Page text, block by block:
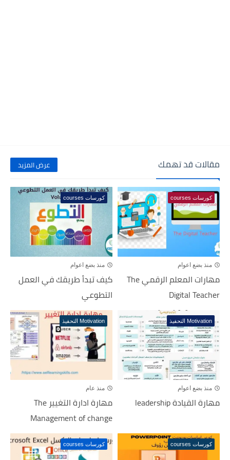
مقالات قد تهمك عرض المزيد
كورسات courses
منذ بضع اعوام
مهارات المعلم الرقمي The
Digital Teacher
كورسات courses
منذ بضع اعوام
كيف تبدأ طريقك في العمل
التطوعي
Motivation التحفيذ
منذ بضع اعوام
مهارة القيادة leadership
Motivation التحفيذ
منذ عام
مهارة ادارة التغيير The
Management of change
كورسات courses كورسات courses